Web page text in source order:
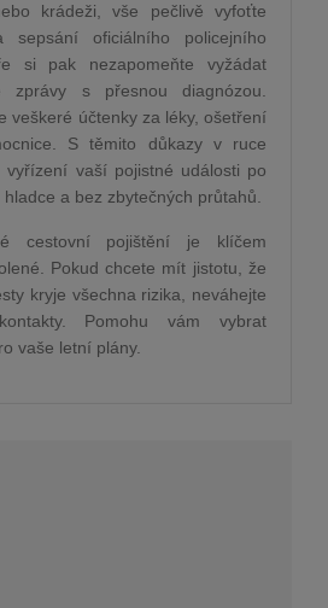
krádeži, vše pečlivě vyfoťte
oficiálního policejního
si pak nezapomeňte vyžádat
zprávy s přesnou diagnózou.
veškeré účtenky za léky, ošetření
S těmito důkazy v ruce
vyřízení vaší pojistné události po
a bez zbytečných průtahů.
cestovní pojištění je klíčem
Pokud chcete mít jistotu, že
kryje všechna rizika, neváhejte
Pomohu vám vybrat
vaše letní plány.